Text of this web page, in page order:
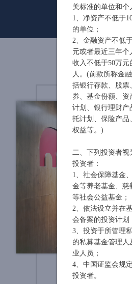
关标准的单位和个
1、净资产不低于
的单位；
2、金融资产不低
元或者最近三年个
收入不低于50万元
人。(前款所称金
括银行存款、股票
券、基金份额、资
计划、银行理财产
托计划、保险产品
权益等。)
二、下列投资者视
投资者：
1、社会保障基金
金等养老基金、慈
等社会公益基金；
2、依法设立并在
会备案的投资计划
3、投资于所管理
的私募基金管理人
业人员；
4、中国证监会规
投资者。